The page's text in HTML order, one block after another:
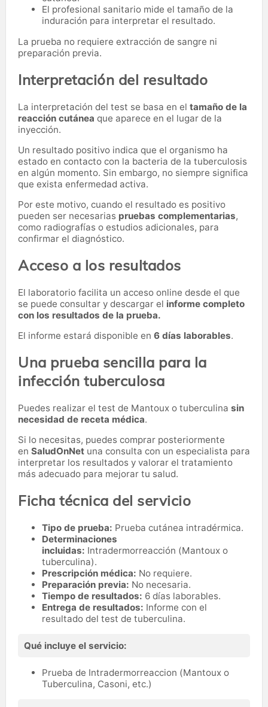
El profesional sanitario mide el tamaño de la
induración para interpretar el resultado.
La prueba no requiere extracción de sangre ni
preparación previa.
Interpretación del resultado
La interpretación del test se basa en el tamaño de la
reacción cutánea que aparece en el lugar de la
inyección.
Un resultado positivo indica que el organismo ha
estado en contacto con la bacteria de la tuberculosis
en algún momento. Sin embargo, no siempre significa
que exista enfermedad activa.
Por este motivo, cuando el resultado es positivo
pueden ser necesarias pruebas complementarias,
como radiografías o estudios adicionales, para
confirmar el diagnóstico.
Acceso a los resultados
El laboratorio facilita un acceso online desde el que
se puede consultar y descargar el informe completo
con los resultados de la prueba.
El informe estará disponible en 6 días laborables.
Una prueba sencilla para la
infección tuberculosa
Puedes realizar el test de Mantoux o tuberculina sin
necesidad de receta médica.
Si lo necesitas, puedes comprar posteriormente
en SaludOnNet una consulta con un especialista para
interpretar los resultados y valorar el tratamiento
más adecuado para mejorar tu salud.
Ficha técnica del servicio
Tipo de prueba: Prueba cutánea intradérmica.
Determinaciones
incluidas: Intradermorreacción (Mantoux o
tuberculina).
Prescripción médica: No requiere.
Preparación previa: No necesaria.
Tiempo de resultados: 6 días laborables.
Entrega de resultados: Informe con el
resultado del test de tuberculina.
Qué incluye el servicio:
Prueba de Intradermorreaccion (Mantoux o
Tuberculina, Casoni, etc.)